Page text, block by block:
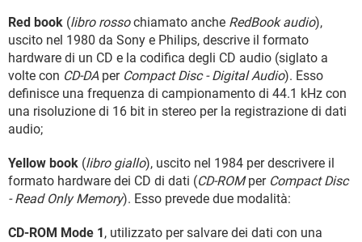
Red book (libro rossochiamato anche RedBook audio),
uscito nel 1980 da Sony e Philips, descrive il formato
hardware di un CD e la codifica degli CD audio (siglato a
volte con CD-DAper Compact Disc - Digital Audio). Esso
definisce una frequenza di campionamento di 44.1 kHz con
una risoluzione di 16 bit in stereo per la registrazione di dati
audio;
Yellow book (libro giallo), uscito nel 1984 per descrivere il
formato hardware dei CD di dati (CD-ROMper Compact Disc
- Read Only Memory). Esso prevede due modalità:
CD-ROM Mode 1, utilizzato per salvare dei dati con una